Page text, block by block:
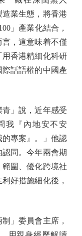
業生態，將香港
」產業化結合，
，這意味着不僅
香港精細化科研
話語權的中國產
」說，近年感受
我『內地安不安
專案』。」他認
同。今年兩會期
圍、優化跨境社
好措施細化後，
」委員會主席，